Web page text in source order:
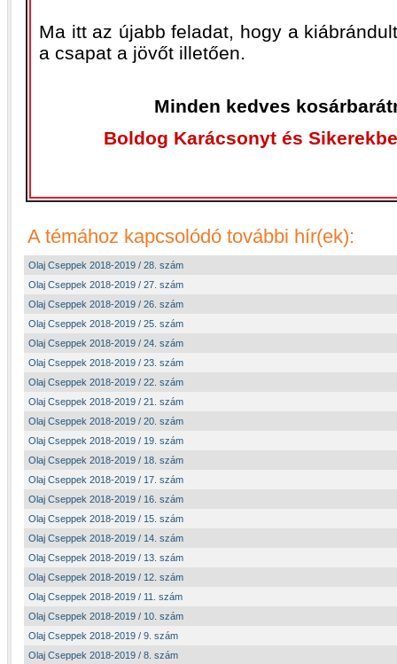
Ma itt az újabb feladat, hogy a
a csapat a jövőt illetően.
Minden kedves
Boldog Karácsonyt és
A témához kapcsolódó további hír(ek):
Olaj Cseppek 2018-2019 / 28. szám
Olaj Cseppek 2018-2019 / 27. szám
Olaj Cseppek 2018-2019 / 26. szám
Olaj Cseppek 2018-2019 / 25. szám
Olaj Cseppek 2018-2019 / 24. szám
Olaj Cseppek 2018-2019 / 23. szám
Olaj Cseppek 2018-2019 / 22. szám
Olaj Cseppek 2018-2019 / 21. szám
Olaj Cseppek 2018-2019 / 20. szám
Olaj Cseppek 2018-2019 / 19. szám
Olaj Cseppek 2018-2019 / 18. szám
Olaj Cseppek 2018-2019 / 17. szám
Olaj Cseppek 2018-2019 / 16. szám
Olaj Cseppek 2018-2019 / 15. szám
Olaj Cseppek 2018-2019 / 14. szám
Olaj Cseppek 2018-2019 / 13. szám
Olaj Cseppek 2018-2019 / 12. szám
Olaj Cseppek 2018-2019 / 11. szám
Olaj Cseppek 2018-2019 / 10. szám
Olaj Cseppek 2018-2019 / 9. szám
Olaj Cseppek 2018-2019 / 8. szám